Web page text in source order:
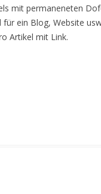
mit permaneneten
für ein Blog, Website
Artikel mit Link.